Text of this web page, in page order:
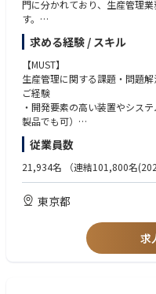
使命感を肌で味わえる環境が
・社長・執行役員は、元外資
ートアップ等、様々な出身メン
じ、多様な考え方・スタイルを
■キャリアパス
当ポジションは、急成長中の
既存の枠を超えた様々な挑戦
例）事業部長、事業企画部長、
門に分かれており、生産管理
す。
昨今、安全保障環境の変化や防
インフラを支える製品・システ
採用も活発に行っております！
<エアロスペース・ナショナル
https://jpn.nec.com/recruit/
当チームは部長下メンバーが
を推進しており、顧客ニーズ
以下業務を担っていただきます
・国家安全保障（航空宇宙・
部門や協力会社と連携し、受
t、DeliveryDの観点で統制しま
求める経験 / スキル
【MUST】
生産管理に関する課題・問題
ご経験
・開発要素の高い装置やシス
製品でも可）
・技術部門や協力会社と連携し
※課長、主任の場合は上記に加
・Quality、Cost、Deliveryを意
・装置やシステム製品の生産
従業員数
21,934名 （連結101,800名
東京都
求